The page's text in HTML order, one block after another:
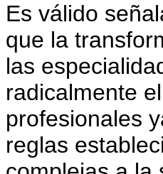
Es válido
que la
las
radicalmente
profesionales
reglas